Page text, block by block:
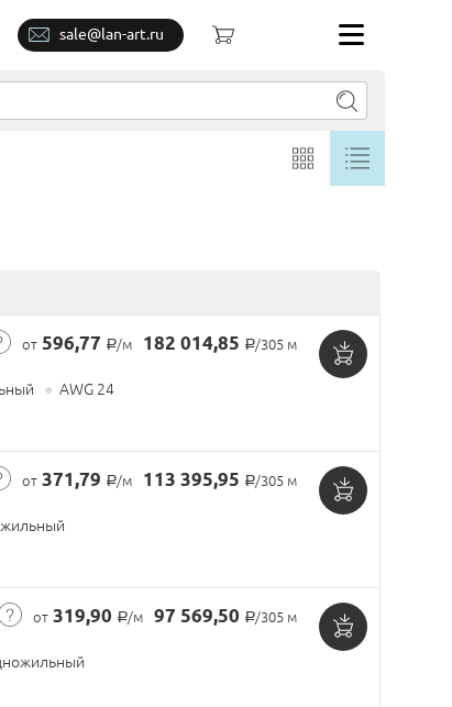
sale@lan-art.ru
от 596,77 Р/м 182 014,85 Р/305 м
● AWG 24
от 371,79 Р/м 113 395,95 Р/305 м
от 319,90 Р/м 97 569,50 Р/305 м